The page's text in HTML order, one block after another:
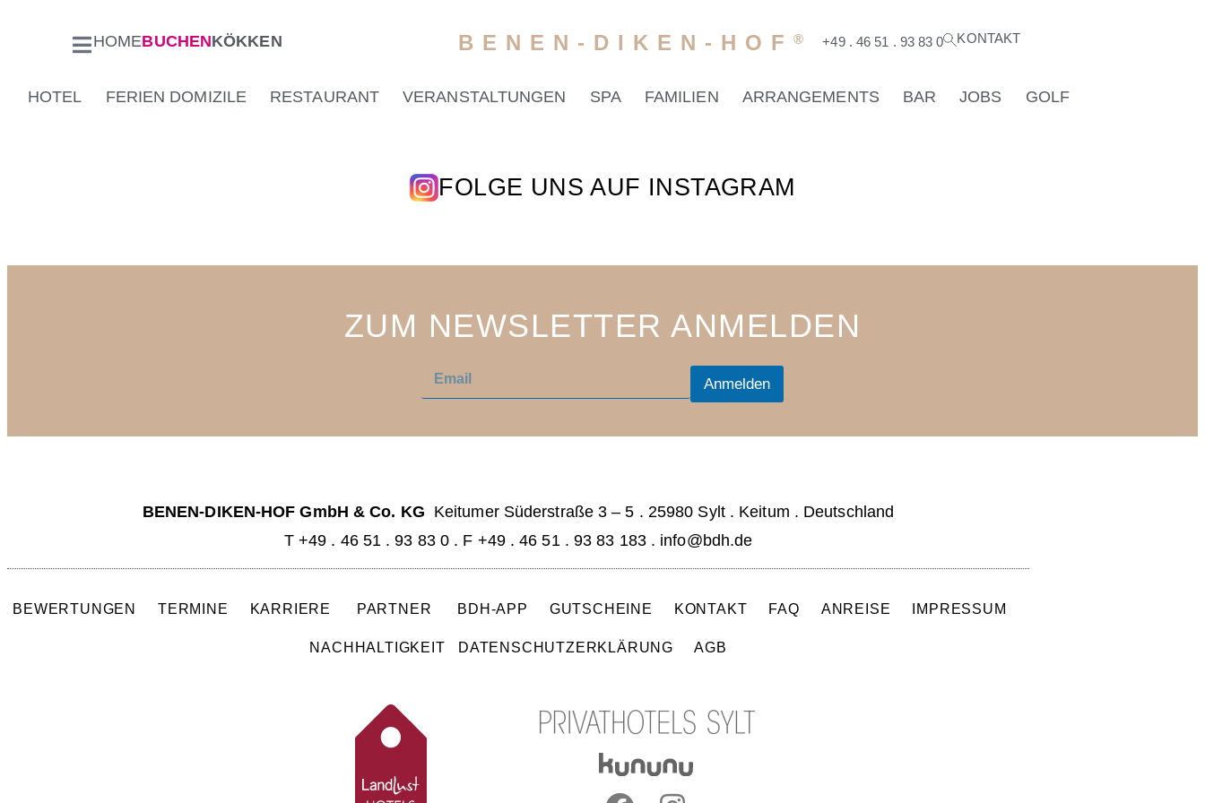
HOMEBUCHENKÖKKEN BENEN-DIKEN-HOF ® +49 . 46 51 . 93 83 0 KONTAKT
HOTEL FERIEN DOMIZILE RESTAURANT VERANSTALTUNGEN SPA FAMILIEN ARRANGEMENTS BAR JOBS GOLF
FOLGE UNS AUF INSTAGRAM
ZUM NEWSLETTER ANMELDEN
a
l
Anmelden
BENEN-DIKEN-HOF GmbH & Co. KG Keitumer Süderstraße 3 – 5 . 25980 Sylt . Keitum . Deutschland
T +49 . 46 51 . 93 83 0 . F +49 . 46 51 . 93 83 183 . info@bdh.de
BEWERTUNGEN TERMINE KARRIERE PARTNER BDH-APP GUTSCHEINE KONTAKT FAQ ANREISE IMPRESSUM
NACHHALTIGKEIT DATENSCHUTZERKLÄRUNG AGB